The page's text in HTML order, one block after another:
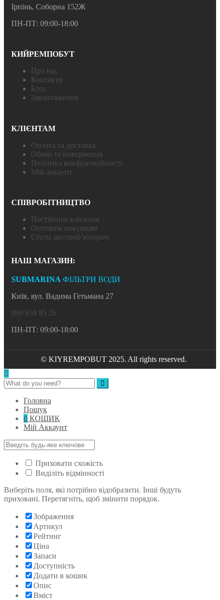
Ірпінь, Соборна 152Ж
ПН-ПТ: 09:00-18:00
КИЙРЕМПОБУТ
Про нас
Контакти
Блог
Завантаження
КЛІЄНТАМ
Оплата та доставка
Обмін та повернення
Політика конфіденційності
Мій аккаунт
СПІВРОБІТНИЦТВО
Постійним клієнтам
Оптовим покупцям
Стати дистриб’ютором
НАШ МАГАЗИН:
SUBMARINA ФІЛЬТРИ ВОДИ
Київ, вул. Вадима Гетьмана 27
099 659 85 26
ПН-ПТ: 09:00-18:00
© KIYREMPOBUT 2025. All rights reserved.
Головна
Пошук
0 КОШИК
Мій Аккаунт
Приховати схожість
Виділіть відмінності
Виберіть поля, які потрібно відобразити. Інші будуть
приховані. Перетягніть, щоб змінити порядок.
Зображення
Артикул
Рейтинг
Ціна
Запаси
Доступність
Додати в кошик
Опис
Вміст